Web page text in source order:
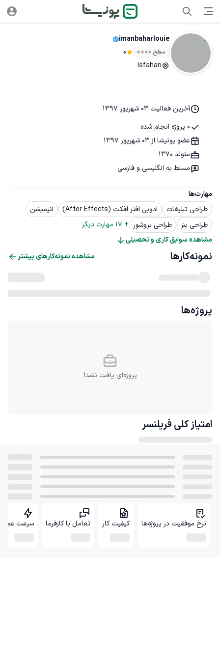
imanbaharlouie
سطح ۰ 0
Isfahan
مهارت‌ها
طراحی تبلیغات
ادوبی افتر افکت (After Effects)
انیمیشن
طراحی بنر
طراحی بروشور +
17 مهارت دیگر
مشاهده سوابق کاری و تحصیلی
آخرین فعالیت 03 شهریور 1397
0 پروژه انجام شده
عضو پونیشا از 03 شهریور 1397
متولد 1370
مسلط به انگلیسی و فارسی
نمونه‌کارها مشاهده نمونه‌کارهای بیشتر
پروژه‌ها
پروژه‌ای یافت نشد!
امتیاز کلی فریلنسر
نرخ موفقیت در پروژه‌ها کیفیت کار تعامل با کارفرما سرعت عمل